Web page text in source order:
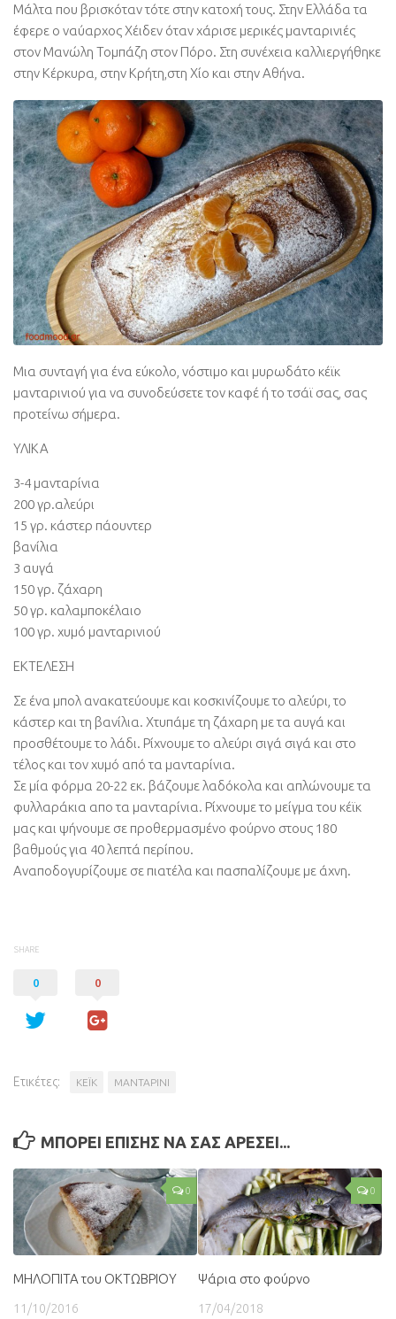
Μάλτα που βρισκόταν τότε στην κατοχή τους. Στην Ελλάδα τα
έφερε ο ναύαρχος Χέιδεν όταν χάρισε μερικές μανταρινιές
στον Μανώλη Τομπάζη στον Πόρο. Στη συνέχεια καλλιεργήθηκε
στην Κέρκυρα, στην Κρήτη,στη Χίο και στην Αθήνα.
Μια συνταγή για ένα εύκολο, νόστιμο και μυρωδάτο κέϊκ
μανταρινιού για να συνοδεύσετε τον καφέ ή το τσάϊ σας, σας
προτείνω σήμερα.
ΥΛΙΚΑ
3-4 μανταρίνια
200 γρ.αλεύρι
15 γρ. κάστερ πάουντερ
βανίλια
3 αυγά
150 γρ. ζάχαρη
50 γρ. καλαμποκέλαιο
100 γρ. χυμό μανταρινιού
ΕΚΤΕΛΕΣΗ
Σε ένα μπολ ανακατεύουμε και κοσκινίζουμε το αλεύρι, το
κάστερ και τη βανίλια. Χτυπάμε τη ζάχαρη με τα αυγά και
προσθέτουμε το λάδι. Ρίχνουμε το αλεύρι σιγά σιγά και στο
τέλος και τον χυμό από τα μανταρίνια.
Σε μία φόρμα 20-22 εκ. βάζουμε λαδόκολα και απλώνουμε τα
φυλλαράκια απο τα μανταρίνια. Ρίχνουμε το μείγμα του κέϊκ
μας και ψήνουμε σε προθερμασμένο φούρνο στους 180
βαθμούς για 40 λεπτά περίπου.
Αναποδογυρίζουμε σε πιατέλα και πασπαλίζουμε με άχνη.
SHARE
0 0
Ετικέτες: ΚΕΪΚ ΜΑΝΤΑΡΙΝΙ
ΜΠΟΡΕΙ ΕΠΙΣΗΣ ΝΑ ΣΑΣ ΑΡΕΣΕΙ...
0
ΜΗΛΟΠΙΤΑ του ΟΚΤΩΒΡΙΟΥ
11/10/2016
0
Ψάρια στο φούρνο
17/04/2018